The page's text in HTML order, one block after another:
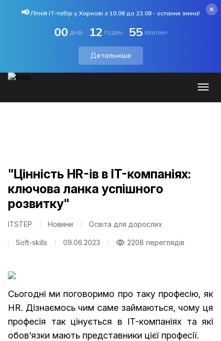
📢Літній IT-табір у Харкові з 10.08 до 23.08 - остання зміна!
00 днів 12 годин 55 хвилин
Детальніше
"Цінність HR-ів в IT-компаніях:
ключова ланка успішного
розвитку"
ITSTEP Новини Освіта для дорослих
Soft-skills 09.06.2023 2208 переглядів
Сьогодні ми поговоримо про таку професію, як
HR. Дізнаємось чим саме займаються, чому ця
професія так цінується в IT-компаніях та які
обов’язки мають представники цієї професії.